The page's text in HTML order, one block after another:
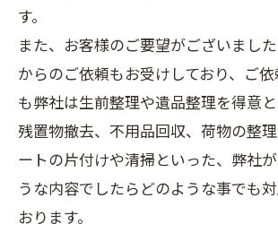
す。
また、お客様のご要望がございまし
からのご依頼もお受けしており、ご
も弊社は生前整理や遺品整理を得意と
残置物撤去、不用品回収、荷物の整
ートの片付けや清掃といった、弊社
うな内容でしたらどのような事でも
おります。